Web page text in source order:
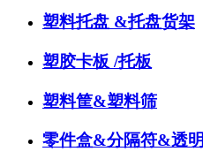
塑料托盘 &托盘货架
塑胶卡板 /托板
塑料筐&塑料筛
零件盒&分隔符&透明